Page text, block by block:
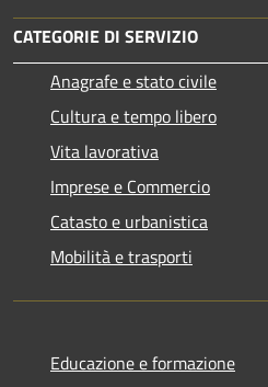
CATEGORIE DI SERVIZIO
Anagrafe e stato civile
Cultura e tempo libero
Vita lavorativa
Imprese e Commercio
Catasto e urbanistica
Mobilità e trasporti
Educazione e formazione